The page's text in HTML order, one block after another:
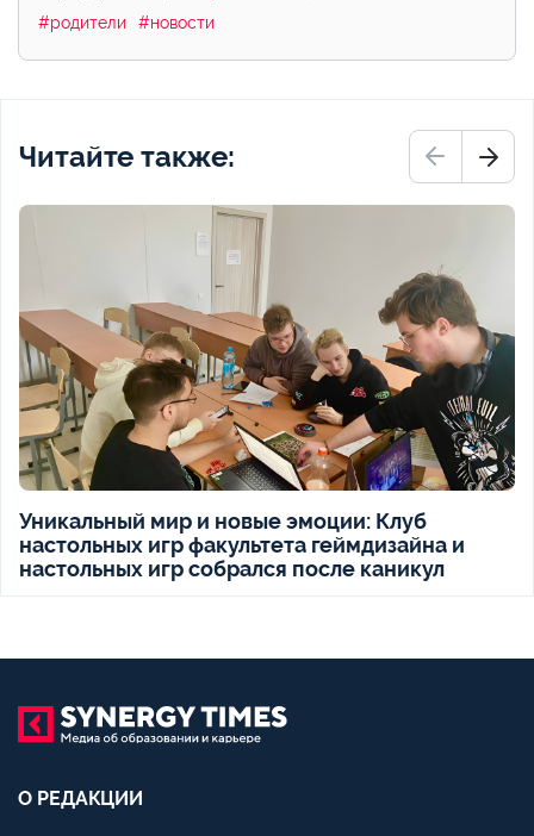
#родители
#новости
Читайте также:
Уникальный мир и новые эмоции: Клуб
настольных игр факультета геймдизайна и
настольных игр собрался после каникул
О РЕДАКЦИИ